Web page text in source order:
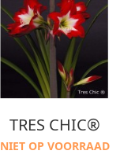
TRES CHIC®
NIET OP VOORRAAD